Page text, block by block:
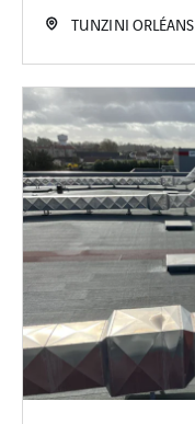
TUNZINI ORLÉANS